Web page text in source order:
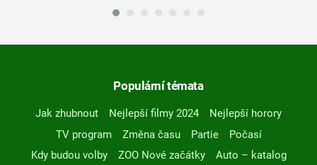
Populární témata
Jak zhubnout Nejlepší filmy 2024
Nejlepší horory
TV program
Změna času Partie
Počasí
Kdy budou volby
ZOO Nové začátky
Auto – katalog